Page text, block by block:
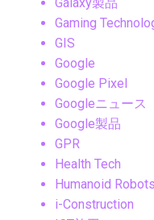
Gaming
GIS
Google
Google Pixel
Googleニュース
Google製品
GPR
Health Tech
Humanoid Robots
i-Construction